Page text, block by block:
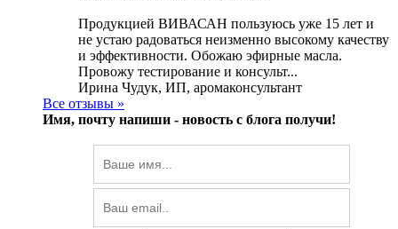
Продукцией ВИВАСАН пользуюсь уже 15 лет и
не устаю радоваться неизменно высокому качеству
и эффективности. Обожаю эфирные масла.
Провожу тестирование и консульт...
Ирина Чудук, ИП, аромаконсультант
Все отзывы »
Имя, почту напиши - новость с блога получи!